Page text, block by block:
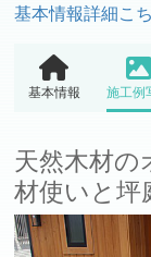
基本情報詳細こ
基本情報 施工例
天然木材
材使いと坪